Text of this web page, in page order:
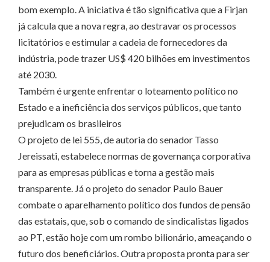
bom exemplo. A iniciativa é tão significativa que a Firjan
já calcula que a nova regra, ao destravar os processos
licitatórios e estimular a cadeia de fornecedores da
indústria, pode trazer US$ 420 bilhões em investimentos
até 2030.
Também é urgente enfrentar o loteamento político no
Estado e a ineficiência dos serviços públicos, que tanto
prejudicam os brasileiros
O projeto de lei 555, de autoria do senador Tasso
Jereissati, estabelece normas de governança corporativa
para as empresas públicas e torna a gestão mais
transparente. Já o projeto do senador Paulo Bauer
combate o aparelhamento político dos fundos de pensão
das estatais, que, sob o comando de sindicalistas ligados
ao PT, estão hoje com um rombo bilionário, ameaçando o
futuro dos beneficiários. Outra proposta pronta para ser